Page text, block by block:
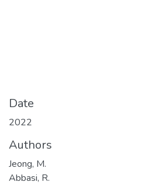
Date
2022
Authors
Jeong, M.
Abbasi, R.